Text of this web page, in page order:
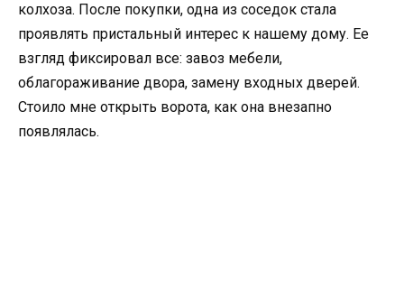
колхоза. После покупки, одна из соседок стала
проявлять пристальный интерес к нашему дому. Ее
взгляд фиксировал все: завоз мебели,
облагораживание двора, замену входных дверей.
Стоило мне открыть ворота, как она внезапно
появлялась.